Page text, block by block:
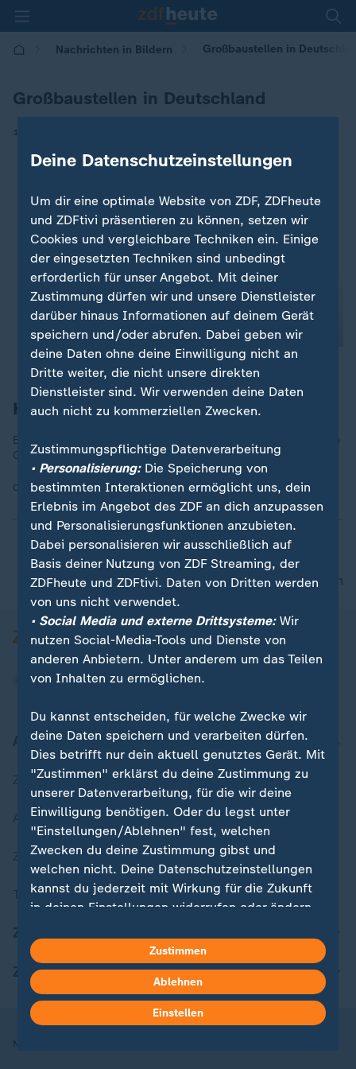
Nachrichten in Bildern Großbaustellen in
Großbaustellen in Deutschland
19.11.2018 | 16:01
Hamburg
Elbphilharmonie: 77 Millionen Euro geplant, 800 Millionen Euro
Gesamtkosten
Quelle:colourbox
nach oben
Aktuell bei ZDFheute
Zuletzt veröffentlicht
Aktuelle Sendungs-Videos
ZDFheute Stories
Themen im Überblick
ZDFheute Apps
Nutzungsbedingungen
Deine Datenschutzeinstellungen
Um dir eine optimale Website von ZDF, ZDFheute
und ZDFtivi präsentieren zu können, setzen wir
Cookies und vergleichbare Techniken ein. Einige
der eingesetzten Techniken sind unbedingt
erforderlich für unser Angebot. Mit deiner
Zustimmung dürfen wir und unsere Dienstleister
darüber hinaus Informationen auf deinem Gerät
speichern und/oder abrufen. Dabei geben wir
deine Daten ohne deine Einwilligung nicht an
Dritte weiter, die nicht unsere direkten
Dienstleister sind. Wir verwenden deine Daten
auch nicht zu kommerziellen Zwecken.
Zustimmungspflichtige Datenverarbeitung
• Personalisierung:Die Speicherung von
bestimmten Interaktionen ermöglicht uns, dein
Erlebnis im Angebot des ZDF an dich anzupassen
und Personalisierungsfunktionen anzubieten.
Dabei personalisieren wir ausschließlich auf
Basis deiner Nutzung von ZDF Streaming, der
ZDFheute und ZDFtivi. Daten von Dritten werden
von uns nicht verwendet.
• Social Media und externe Drittsysteme:Wir
nutzen Social-Media-Tools und Dienste von
anderen Anbietern. Unter anderem um das Teilen
von Inhalten zu ermöglichen.
Du kannst entscheiden, für welche Zwecke wir
deine Daten speichern und verarbeiten dürfen.
Dies betrifft nur dein aktuell genutztes Gerät. Mit
"Zustimmen" erklärst du deine Zustimmung zu
unserer Datenverarbeitung, für die wir deine
Einwilligung benötigen. Oder du legst unter
"Einstellungen/Ablehnen" fest, welchen
Zwecken du deine Zustimmung gibst und
welchen nicht. Deine Datenschutzeinstellungen
kannst du jederzeit mit Wirkung für die Zukunft
in deinen Einstellungen widerrufen oder ändern.
Hier findest du das Impressum.
Weitere Informationen findest du in unserer
Datenschutzerklärung.
Zustimmen
Ablehnen
Einstellen